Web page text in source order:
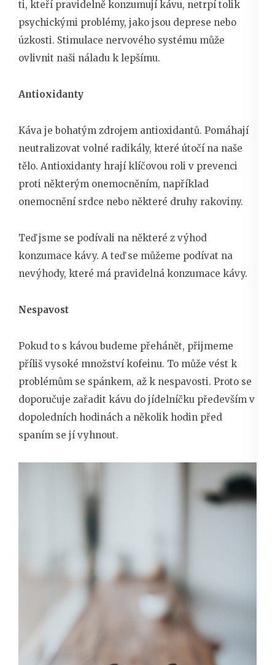
ti, kteří pravidelně konzumují kávu, netrpí tolik
psychickými problémy, jako jsou deprese nebo
úzkosti. Stimulace nervového systému může
ovlivnit naši náladu k lepšímu.
Antioxidanty
Káva je bohatým zdrojem antioxidantů. Pomáhají
neutralizovat volné radikály, které útočí na naše
tělo. Antioxidanty hrají klíčovou roli v prevenci
proti některým onemocněním, například
onemocnění srdce nebo některé druhy rakoviny.
Teď jsme se podívali na některé z výhod
konzumace kávy. A teď se můžeme podívat na
nevýhody, které má pravidelná konzumace kávy.
Nespavost
Pokud to s kávou budeme přehánět, přijmeme
příliš vysoké množství kofeinu. To může vést k
problémům se spánkem, až k nespavosti. Proto se
doporučuje zařadit kávu do jídelníčku především v
dopoledních hodinách a několik hodin před
spaním se jí vyhnout.